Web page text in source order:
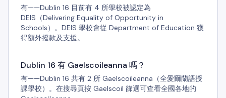
有——Dublin 16 目前有 4 所學校被認定為
DEIS（Delivering Equality of Opportunity in
Schools）。DEIS 學校會從 Department of Education 獲
得額外撥款及支援。
Dublin 16 有 Gaelscoileanna 嗎？
有——Dublin 16 共有 2 所 Gaelscoileanna（全愛爾蘭語授
課學校）。在搜尋頁按 Gaelscoil 篩選可查看全國各地的